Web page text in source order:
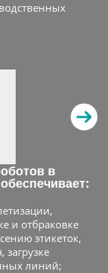
в
и отбраковке
этикеток,
загрузке
линий;